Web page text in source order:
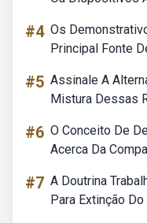
#4 Os
Principal Fonte
#5 Assinale A
Mistura Dessas
#6 O Conceito De
Acerca Da
#7 A Doutrina
Para Extinção